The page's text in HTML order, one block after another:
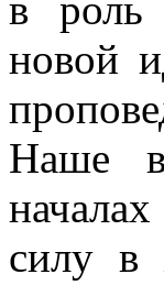
новой
Наше
силу в